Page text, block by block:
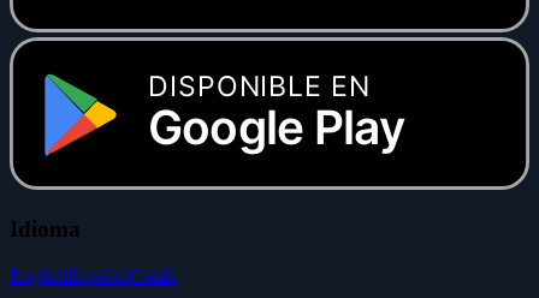
DISPONIBLE EN
Google Play
Idioma
EnglishEspañolCatalà